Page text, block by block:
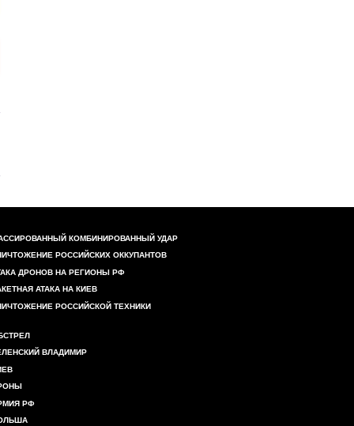
КОМБИНИРОВАННЫЙ УДАР
РОССИЙСКИХ ОККУПАНТОВ
ДРОНОВ НА РЕГИОНЫ РФ
АТАКА НА КИЕВ
РОССИЙСКОЙ ТЕХНИКИ
ВЛАДИМИР
РФ